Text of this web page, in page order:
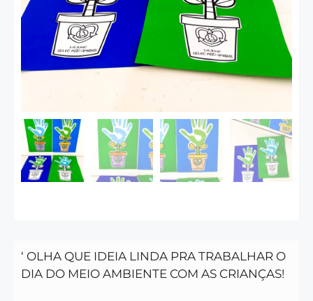
‘ OLHA QUE IDEIA LINDA PRA TRABALHAR O
DIA DO MEIO AMBIENTE COM AS CRIANÇAS!